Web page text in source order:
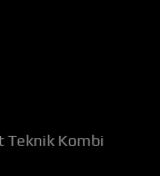
Teknik Kombi